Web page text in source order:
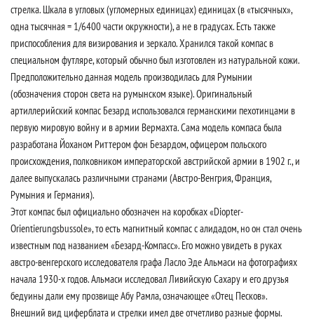
стрелка. Шкала в угловых (угломерных единицах) единицах (в «тысячных»,
одна тысячная = 1/6400 части окружности), а не в градусах. Есть также
приспособления для визирования и зеркало. Хранился такой компас в
специальном футляре, который обычно был изготовлен из натуральной кожи.
Предположительно данная модель производилась для Румынии
(обозначения сторон света на румынском языке). Оригинальный
артиллерийский компас Безард использовался германскими пехотинцами в
первую мировую войну и в армии Вермахта. Сама модель компаса была
разработана Йоханом Риттером фон Безардом, офицером польского
происхождения, полковником императорской австрийской армии в 1902 г., и
далее выпускалась различными странами (Австро-Венгрия, Франция,
Румыния и Германия).
Этот компас был официально обозначен на коробках «Diopter-
Orientierungsbussole», то есть магнитный компас с алидадом, но он стал очень
известным под названием «Безард-Компасс». Его можно увидеть в руках
австро-венгерского исследователя графа Ласло Эде Альмаси на фотографиях
начала 1930-х годов. Альмаси исследовал Ливийскую Сахару и его друзья
бедуины дали ему прозвище Абу Рамла, означающее «Отец Песков».
Внешний вид циферблата и стрелки имел две отчетливо разные формы.